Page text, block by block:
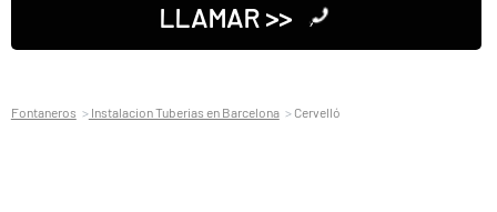
LLAMAR >>
Fontaneros Instalacion Tuberias en Barcelona Cervelló